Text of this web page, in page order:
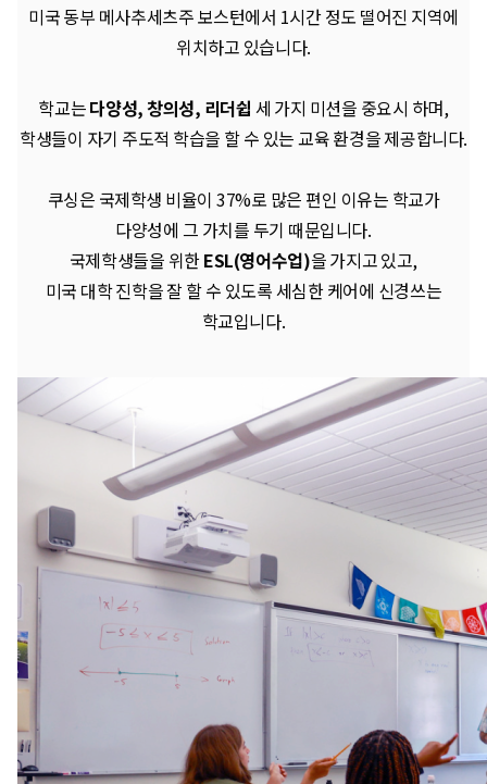
미국 동부 메사추세츠주 보스턴에서 1시간 정도 떨어진 지역에
위치하고 있습니다.
학교는다양성, 창의성, 리더쉽 세 가지 미션을 중요시 하며,
학생들이 자기 주도적 학습을 할 수 있는 교육 환경을 제공합니다.
쿠싱은 국제학생 비율이 37%로 많은 편인 이유는 학교가
다양성에 그 가치를 두기 때문입니다.
국제학생들을 위한ESL(영어수업)을 가지고 있고,
미국 대학 진학을 잘 할 수 있도록 세심한 케어에 신경쓰는
학교입니다.